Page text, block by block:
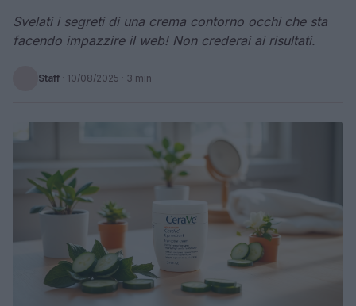
Svelati i segreti di una crema contorno occhi che sta
facendo impazzire il web! Non crederai ai risultati.
Staff · 10/08/2025 · 3 min